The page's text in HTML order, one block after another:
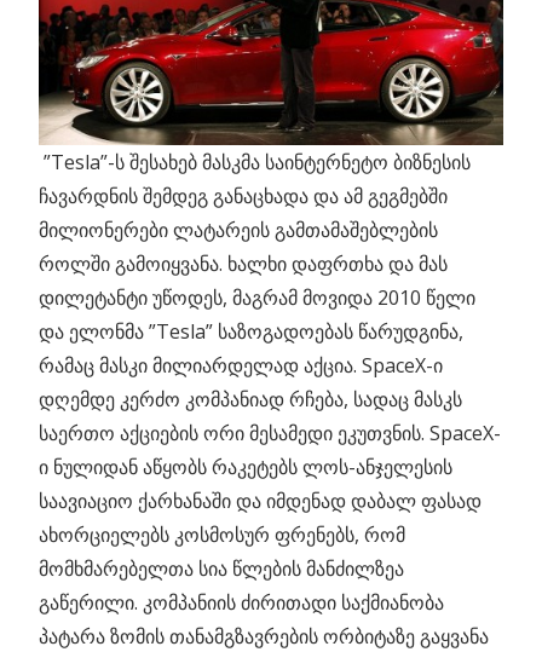
”Tesla”-ს შესახებ მასკმა საინტერნეტო ბიზნესის
ჩავარდნის შემდეგ განაცხადა და ამ გეგმებში
მილიონერები ლატარეის გამთამაშებლების
როლში გამოიყვანა. ხალხი დაფრთხა და მას
დილეტანტი უწოდეს, მაგრამ მოვიდა 2010 წელი
და ელონმა ”Tesla” საზოგადოებას წარუდგინა,
რამაც მასკი მილიარდელად აქცია. SpaceX-ი
დღემდე კერძო კომპანიად რჩება, სადაც მასკს
საერთო აქციების ორი მესამედი ეკუთვნის. SpaceX-
ი ნულიდან აწყობს რაკეტებს ლოს-ანჯელესის
საავიაციო ქარხანაში და იმდენად დაბალ ფასად
ახორციელებს კოსმოსურ ფრენებს, რომ
მომხმარებელთა სია წლების მანძილზეა
გაწერილი. კომპანიის ძირითადი საქმიანობა
პატარა ზომის თანამგზავრების ორბიტაზე გაყვანა